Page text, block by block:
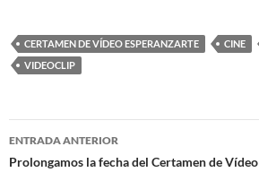
CERTAMEN DE VÍDEO ESPERANZARTE CINE
VIDEOCLIP
Navegación
de
ENTRADA ANTERIOR
Prolongamos la fecha del Certamen de Vídeo